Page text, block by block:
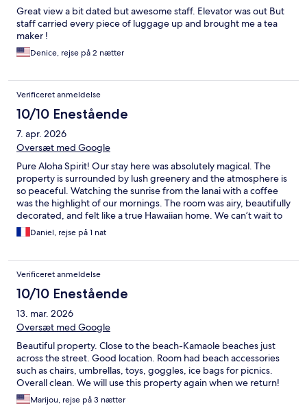
Great view a bit dated but awesome staff. Elevator was out But
staff carried every piece of luggage up and brought me a tea
maker !
Denice, rejse på 2 nætter
Verificeret anmeldelse
10/10 Enestående
7. apr. 2026
Oversæt med Google
Pure Aloha Spirit! Our stay here was absolutely magical. The
property is surrounded by lush greenery and the atmosphere is
so peaceful. Watching the sunrise from the lanai with a coffee
was the highlight of our mornings. The room was airy, beautifully
decorated, and felt like a true Hawaiian home. We can’t wait to
come back!
Daniel, rejse på 1 nat
Verificeret anmeldelse
10/10 Enestående
13. mar. 2026
Oversæt med Google
Beautiful property. Close to the beach-Kamaole beaches just
across the street. Good location. Room had beach accessories
such as chairs, umbrellas, toys, goggles, ice bags for picnics.
Overall clean. We will use this property again when we return!
Marijou, rejse på 3 nætter